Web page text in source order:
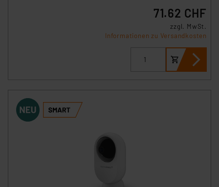
71.62 CHF
zzgl. MwSt.
Informationen zu Versandkosten